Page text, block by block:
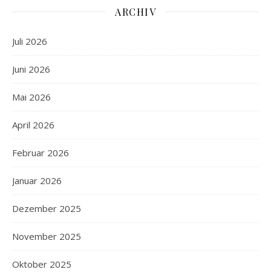
ARCHIV
Juli 2026
Juni 2026
Mai 2026
April 2026
Februar 2026
Januar 2026
Dezember 2025
November 2025
Oktober 2025